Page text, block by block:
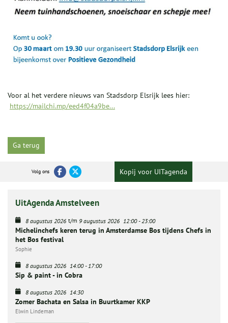
Voor al het verdere nieuws van Stadsdorp Elsrijk lees hier:
https://mailchi.mp/eed4f04a9be...
Ga terug
Volg ons Kopij voor UITagenda
UitAgenda Amstelveen
8 augustus 2026 t/m 9 augustus 2026 12:00- 23:00
Michelinchefs keren terug in Amsterdamse Bos tijdens Chefs in
het Bos festival
Sophie
8 augustus 2026 14:00- 17:00
Sip & paint - in Cobra
8 augustus 2026 14:30
Zomer Bachata en Salsa in Buurtkamer KKP
Elwin Lindeman